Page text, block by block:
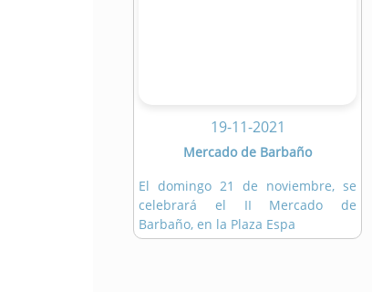
19-11-2021
Mercado de Barbaño
El domingo 21 de noviembre, se
celebrará el II Mercado de
Barbaño, en la Plaza Espa